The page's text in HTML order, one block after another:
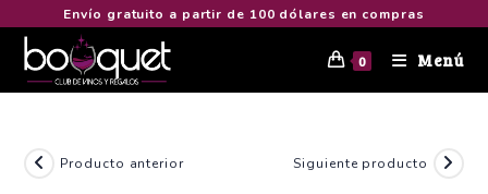
Envío gratuito a partir de 100 dólares en compras
0 Menú
Producto anterior Siguiente producto